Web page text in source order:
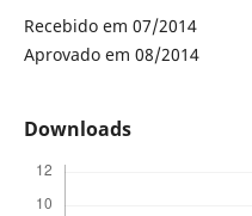
Recebido em 07/2014
Aprovado em 08/2014
Downloads